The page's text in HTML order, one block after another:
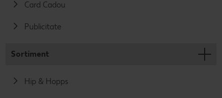
Card Cadou
Publicitate
Sortiment
Hip & Hopps